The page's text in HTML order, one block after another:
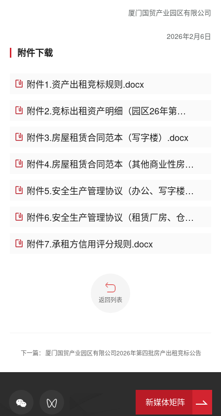
厦门国贸产业园区有限公司
2026年2月6日
附件下载
附件1.资产出租竞标规则.docx
附件2.竞标出租资产明细（园区26年第五批）.xls
附件3.房屋租赁合同范本（写字楼）.docx
附件4.房屋租赁合同范本（其他商业性房产）.docx
附件5.安全生产管理协议（办公、写字楼、店面）.docx
附件6.安全生产管理协议（租赁厂房、仓库、空地）.docx
附件7.承租方信用评分规则.docx
返回列表
下一篇： 厦门国贸产业园区有限公司2026年第四批房产出租竞标公告
新媒体矩阵